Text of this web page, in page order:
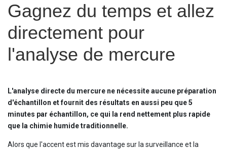
Gagnez du temps et allez
directement pour
l'analyse de mercure
L'analyse directe du mercure ne nécessite aucune préparation
d'échantillon et fournit des résultats en aussi peu que 5
minutes par échantillon, ce qui la rend nettement plus rapide
que la chimie humide traditionnelle.
Alors que l'accent est mis davantage sur la surveillance et la